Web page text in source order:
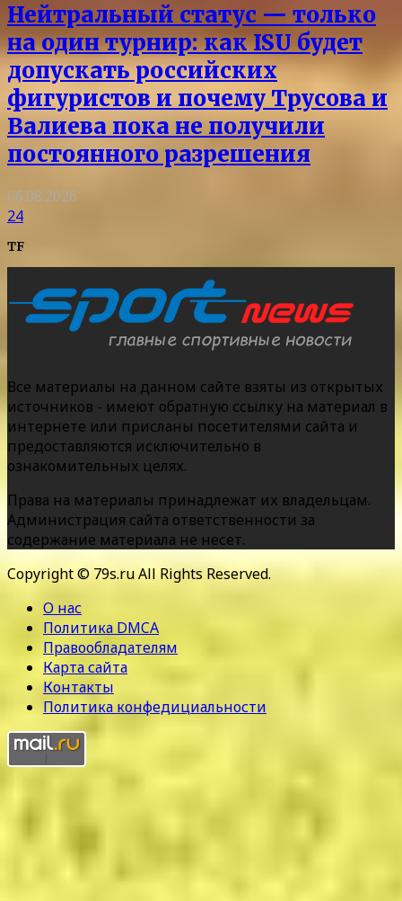
Нейтральный статус — только
на один турнир: как ISU будет
допускать российских
фигуристов и почему Трусова и
Валиева пока не получили
постоянного разрешения
06.08.2026
24
TF
Все материалы на данном сайте взяты из открытых
источников - имеют обратную ссылку на материал в
интернете или присланы посетителями сайта и
предоставляются исключительно в
ознакомительных целях.
Права на материалы принадлежат их владельцам.
Администрация сайта ответственности за
содержание материала не несет.
Copyright © 79s.ru All Rights Reserved.
О нас
Политика DMCA
Правообладателям
Карта сайта
Контакты
Политика конфедициальности